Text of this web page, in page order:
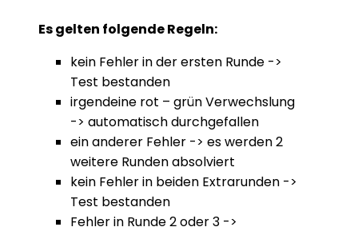
Es gelten folgende Regeln:
kein Fehler in der ersten Runde ->
Test bestanden
irgendeine rot – grün Verwechslung
-> automatisch durchgefallen
ein anderer Fehler -> es werden 2
weitere Runden absolviert
kein Fehler in beiden Extrarunden ->
Test bestanden
Fehler in Runde 2 oder 3 ->